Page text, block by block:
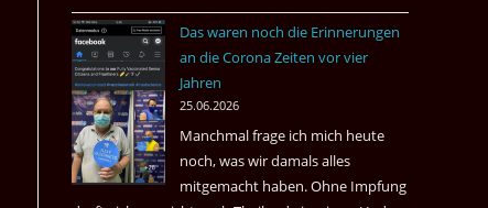
bei
Eaki
&
May
Das
Desaster
Spiel
Das waren noch die Erinnerungen
an die Corona Zeiten vor vier
Jahren
25.06.2026
Manchmal frage ich mich heute
noch, was wir damals alles
mitgemacht haben. Ohne Impfung